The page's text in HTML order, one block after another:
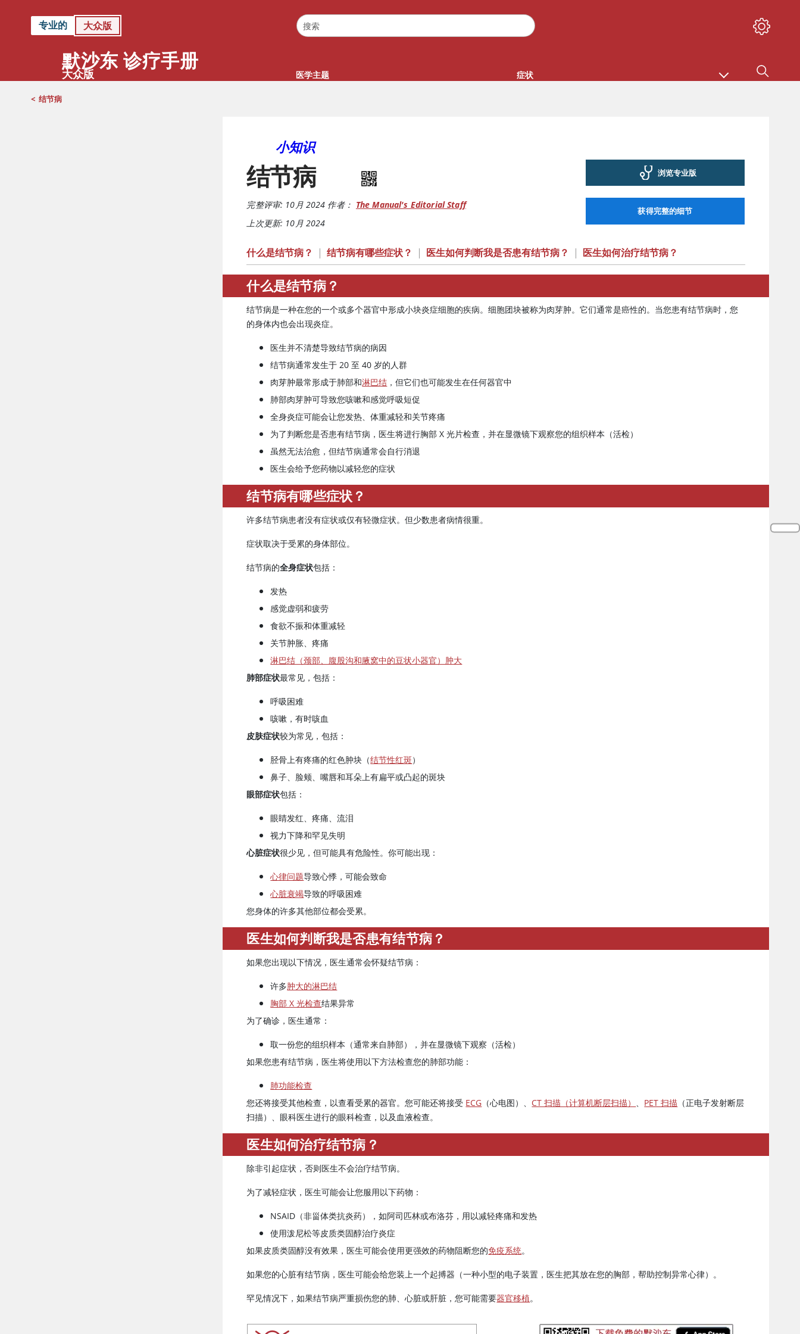
专业的 大众版
默沙东 诊疗手册
大众版 医学主题 症状
< 结节病
小知识
结节病
完整评审: 10月 2024 作者： The Manual's Editorial Staff
上次更新: 10月 2024
浏览专业版
获得完整的细节
什么是结节病？ | 结节病有哪些症状？ | 医生如何判断我是否患有结节病？ | 医生如何治疗结节病？
什么是结节病？
结节病是一种在您的一个或多个器官中形成小块炎症细胞的疾病。细胞团块被称为肉芽肿。它们通常是癌性的。当您患有结节病时，您
的身体内也会出现炎症。
医生并不清楚导致结节病的病因
结节病通常发生于 20 至 40 岁的人群
肉芽肿最常形成于肺部和淋巴结 ，但它们也可能发生在任何器官中
肺部肉芽肿可导致您咳嗽和感觉呼吸短促
全身炎症可能会让您发热、体重减轻和关节疼痛
为了判断您是否患有结节病，医生将进行胸部 X 光片检查，并在显微镜下观察您的组织样本（活检）
虽然无法治愈，但结节病通常会自行消退
医生会给予您药物以减轻您的症状
结节病有哪些症状？
许多结节病患者没有症状或仅有轻微症状。但少数患者病情很重。
症状取决于受累的身体部位。
结节病的全身症状包括：
发热
感觉虚弱和疲劳
食欲不振和体重减轻
关节肿胀、疼痛
淋巴结（颈部、腹股沟和腋窝中的豆状小器官）肿大
肺部症状最常见，包括：
呼吸困难
咳嗽，有时咳血
皮肤症状较为常见，包括：
胫骨上有疼痛的红色肿块（结节性红斑）
鼻子、脸颊、嘴唇和耳朵上有扁平或凸起的斑块
眼部症状包括：
眼睛发红、疼痛、流泪
视力下降和罕见失明
心脏症状很少见，但可能具有危险性。你可能出现：
心律问题导致心悸，可能会致命
心脏衰竭导致的呼吸困难
您身体的许多其他部位都会受累。
医生如何判断我是否患有结节病？
如果您出现以下情况，医生通常会怀疑结节病：
许多肿大的淋巴结
胸部 X 光检查结果异常
为了确诊，医生通常：
取一份您的组织样本（通常来自肺部），并在显微镜下观察（活检）
如果您患有结节病，医生将使用以下方法检查您的肺部功能：
肺功能检查
您还将接受其他检查，以查看受累的器官。您可能还将接受 ECG （心电图）、 CT 扫描（计算机断层扫描） 、 PET 扫描 （正电子发射断层
扫描）、眼科医生进行的眼科检查，以及血液检查。
医生如何治疗结节病？
除非引起症状，否则医生不会治疗结节病。
为了减轻症状，医生可能会让您服用以下药物：
NSAID（非甾体类抗炎药），如阿司匹林或布洛芬，用以减轻疼痛和发热
使用泼尼松等皮质类固醇治疗炎症
如果皮质类固醇没有效果，医生可能会使用更强效的药物阻断您的免疫系统。
如果您的心脏有结节病，医生可能会给您装上一个起搏器（一种小型的电子装置，医生把其放在您的胸部，帮助控制异常心律）。
罕见情况下，如果结节病严重损伤您的肺、心脏或肝脏，您可能需要器官移植。